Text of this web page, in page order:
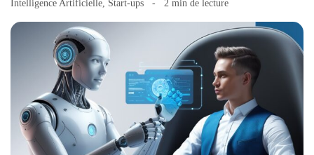
Intelligence Artificielle, Start-ups 2 min de lecture